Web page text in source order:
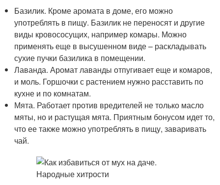
Базилик. Кроме аромата в доме, его можно
употреблять в пищу. Базилик не переносят и другие
виды кровососущих, например комары. Можно
применять еще в высушенном виде – раскладывать
сухие пучки базилика в помещении.
Лаванда. Аромат лаванды отпугивает еще и комаров,
и моль. Горшочки с растением нужно расставить по
кухне и по комнатам.
Мята. Работает против вредителей не только масло
мяты, но и растущая мята. Приятным бонусом идет то,
что ее также можно употреблять в пищу, заваривать
чай.